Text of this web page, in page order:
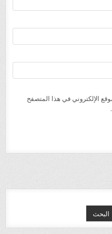
الإلكتروني في هذا المتصفح
البحث